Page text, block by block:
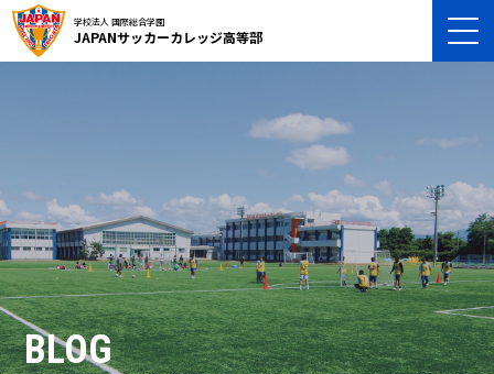
学校法人 国際総合学園
JAPANサッカーカレッジ高等部
BLOG